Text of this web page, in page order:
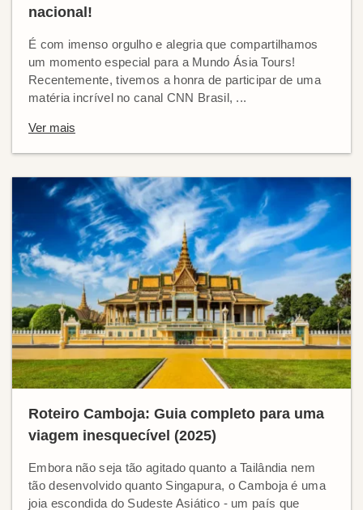
nacional!
É com imenso orgulho e alegria que compartilhamos
um momento especial para a Mundo Ásia Tours!
Recentemente, tivemos a honra de participar de uma
matéria incrível no canal CNN Brasil, ...
Ver mais
Roteiro Camboja: Guia completo para uma
viagem inesquecível (2025)
Embora não seja tão agitado quanto a Tailândia nem
tão desenvolvido quanto Singapura, o Camboja é uma
joia escondida do Sudeste Asiático - um país que